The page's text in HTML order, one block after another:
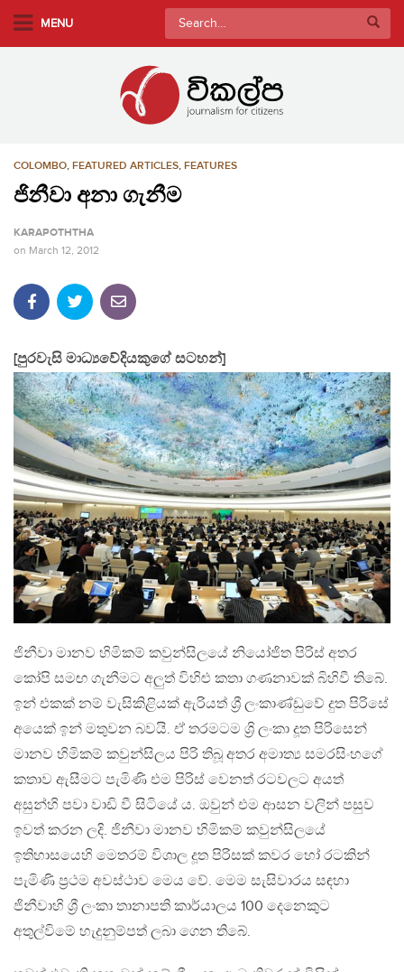
MENU
Search
for:
COLOMBO, FEATURED ARTICLES, FEATURES
ජිනීවා අනා ගැනීම
KARAPOTHTHA
on March 12, 2012
[පුරවැසි මාධ්‍යවේදියකුගේ සටහන්]
ජිනීවා මානව හිමිකම් කවුන්සිලයේ නියෝජිත පිරිස් අතර
කෝපි සමඟ ගැනීමට අලුත් විහිළු කතා ගණනාවක් බිහිවී තිබේ.
ඉන් එකක් නම් වැසිකිළියක් ඇරියත් ශ්‍රී ලංකාණ්ඩුවේ දුත පිරිසේ
අයෙක් ඉන් මතුවන බවයි. ඒ තරමටම ශ්‍රි ලංකා දූත පිරිසෙන්
මානව හිමිකම් කවුන්සිලය පිරි තිබූ අතර අමාත්‍ය සමරසිංහගේ
කතාව ඇසීමට පැමිණි එම පිරිස් වෙනත් රටවලට අයත්
අසුන්හි පවා වාඩි වී සිටියේ ය. ඔවුන් එම ආසන වලින් පසුව
ඉවත් කරන ලදි. ජිනීවා මානව හිමිකම් කවුන්සිලයේ
ඉතිහාසයෙහි මෙතරම් විශාල දූත පිරිසක් කවර හෝ රටකින්
පැමිණි ප්‍රථම අවස්ථාව මෙය වේ. මෙම සැසිවාරය සඳහා
ජිනීවාහි ශ්‍රී ලංකා තානාපති කාර්යාලය 100 දෙනෙකුට
අතුල්විමේ හැදුනුම්පත් ලබා ගෙන තිබේ.